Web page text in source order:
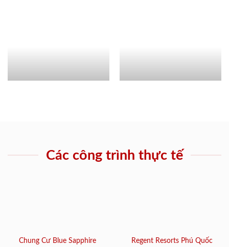
Các công trình thực tế
Chung Cư Blue Sapphire
Regent Resorts Phú Quốc